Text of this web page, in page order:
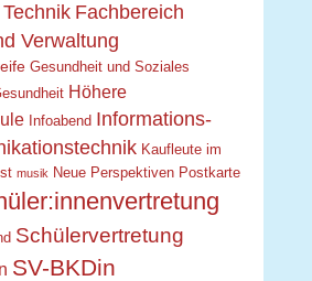
Fachbereich
Verwaltung
Gesundheit und Soziales
Höhere
Infoabend Informations-
Kaufleute im
musik Neue Perspektiven Postkarte
Schülervertretung
SV-BKDin